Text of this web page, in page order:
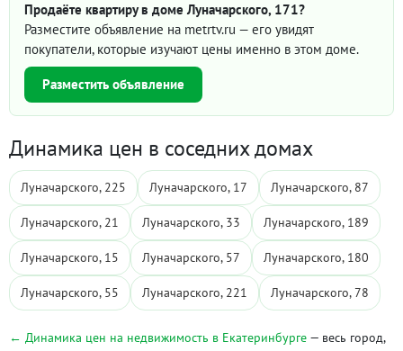
Продаёте квартиру в доме Луначарского, 171?
Разместите объявление на metrtv.ru — его увидят
покупатели, которые изучают цены именно в этом доме.
Разместить объявление
Динамика цен в соседних домах
Луначарского, 225 Луначарского, 17 Луначарского, 87
Луначарского, 21 Луначарского, 33 Луначарского, 189
Луначарского, 15 Луначарского, 57 Луначарского, 180
Луначарского, 55 Луначарского, 221 Луначарского, 78
← Динамика цен на недвижимость в Екатеринбурге — весь город,